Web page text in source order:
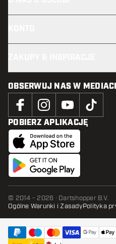
OBSERWUJ NAS W
POBIERZ APLIKACJĘ
© 2014 - 2026 · Dartshopper B.V.
Ogólne Warunki i ZasadyPolityka